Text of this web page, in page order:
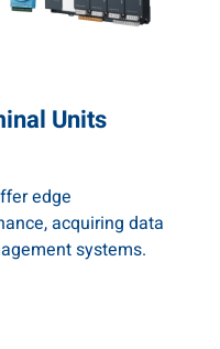
Units
edge
acquiring data
systems.